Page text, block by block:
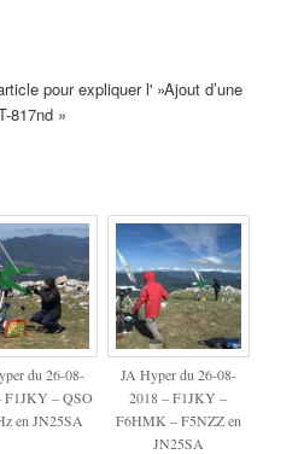
pour expliquer l' »Ajout d’une
817nd »
du 26-08-
F1JKY – QSO
en JN25SA
JA Hyper du 26-08-
2018 – F1JKY –
F6HMK – F5NZZ en
JN25SA